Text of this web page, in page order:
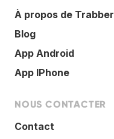
À propos de Trabber
Blog
App Android
App IPhone
NOUS CONTACTER
Contact